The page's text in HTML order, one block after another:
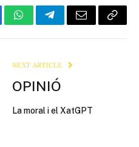
WhatsAppTelegramEmail Copy
NEXT ARTICLE
OPINIÓ
La moral i el XatGPT